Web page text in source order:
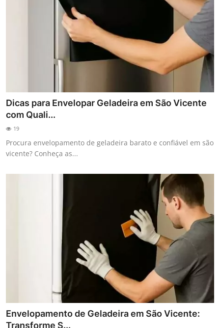
Dicas para Envelopar Geladeira em São Vicente
com Quali...
19
Procura envelopamento de geladeira barato e confiável em são
vicente? Conheça as...
Envelopamento de Geladeira em São Vicente:
Transforme S...